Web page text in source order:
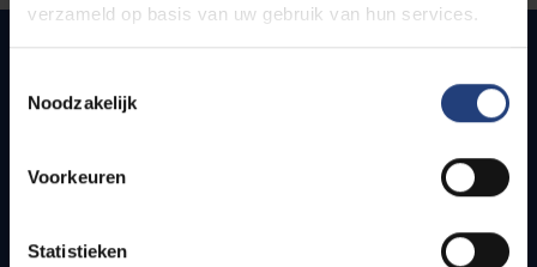
verzameld op basis van uw gebruik van hun services.
Noodzakelijk
Voorkeuren
Statistieken
Quick links
How to get to the VUB campuses